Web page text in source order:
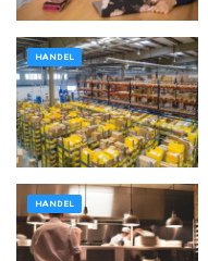
HANDEL
HANDEL